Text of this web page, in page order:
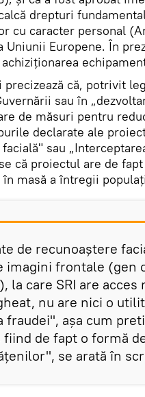
drepturi
cu caracter personal
Uniunii Europene. În
precizează că, potrivit
sau în
de măsuri pentru
declarate ale
facială" sau
că proiectul are de
în masă a întregii
de recunoaștere
imagini frontale (gen
la care SRI are
nu are nici o
fraudei", așa cum
de fapt o formă
se arată în